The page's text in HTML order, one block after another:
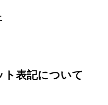
ト表記について